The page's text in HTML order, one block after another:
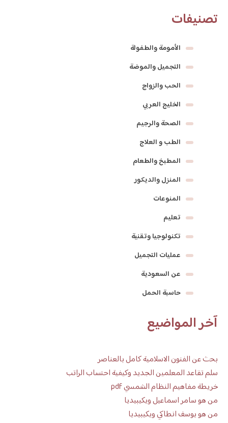
تصنيفات
الأمومة والطفولة
التجميل والموضة
الحب والزواج
الخليج العربي
الصحة والرجيم
الطب و العلاج
المطبخ والطعام
المنزل والديكور
المنوعات
تعليم
تكنولوجيا وتقنية
عمليات التجميل
عن السعودية
حاسبة الحمل
آخر المواضيع
بحث عن الفنون الاسلامية كامل بالعناصر
سلم تقاعد المعلمين الجديد وكيفية احتساب الراتب
خريطة مفاهيم النظام الشمسي pdf
من هو سامر اسماعيل ويكيبيديا
من هو يوسف انطاكي ويكيبيديا